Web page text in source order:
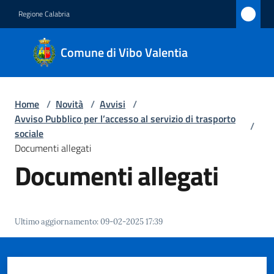
Regione Calabria
Comune di Vibo Valentia
Comune
di Vibo
Valentia
Amministrazione
Novità
Menu selezionato
Valentia
Home / Novità / Avvisi /
Avviso Pubblico per l’accesso al servizio di trasporto
sociale
/
Documenti allegati
Documenti allegati
Ultimo aggiornamento:09-02-2025 17:39